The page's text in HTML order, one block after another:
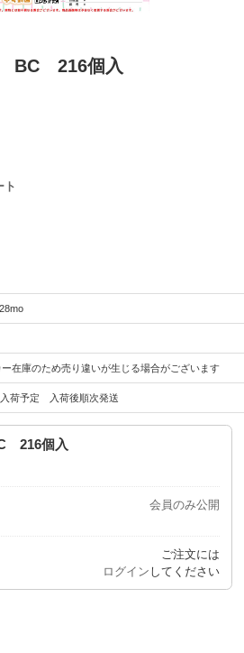
BC 216個入
ト
ー在庫のため売り違いが生じる場合がございます
荷予定 入荷後順次発送
216個入
会員のみ公開
ご注文には
ログイン してください